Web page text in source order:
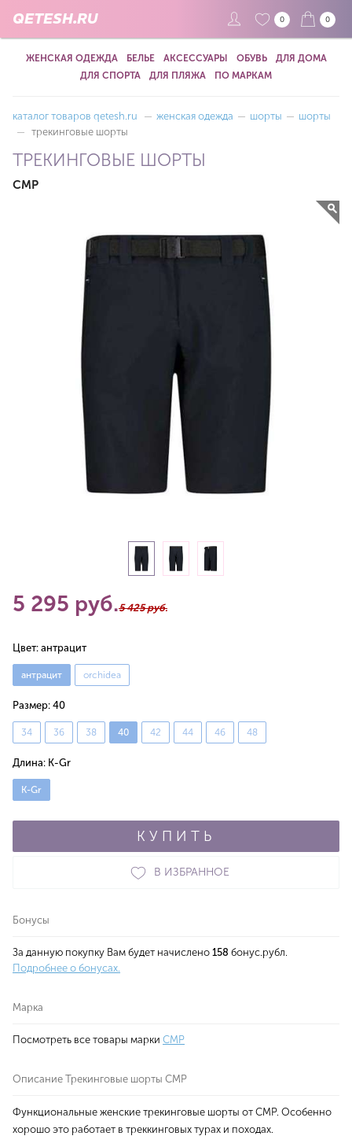
QETESH.RU 0 0
ЖЕНСКАЯ ОДЕЖДА БЕЛЬЕ АКСЕССУАРЫ ОБУВЬ
ДЛЯ ДОМА
ДЛЯ СПОРТА
ДЛЯ ПЛЯЖА ПО МАРКАМ
каталог товаров qetesh.ru — женская одежда — шорты — шорты
— трекинговые шорты
ТРЕКИНГОВЫЕ ШОРТЫ
CMP
5 295 руб.5 425 руб.
Цвет: антрацит
антрацит orchidea
Размер: 40
34 36 38 40 42 44 46 48
Длина: K-Gr
K-Gr
КУПИТЬ
В ИЗБРАННОЕ
Бонусы
За данную покупку Вам будет начислено 158 бонус.рубл.
Подробнее о бонусах.
Марка
Посмотреть все товары марки CMP
Описание Трекинговые шорты CMP
Функциональные женские трекинговые шорты от CMP. Особенно
хорошо это работает в треккинговых турах и походах.